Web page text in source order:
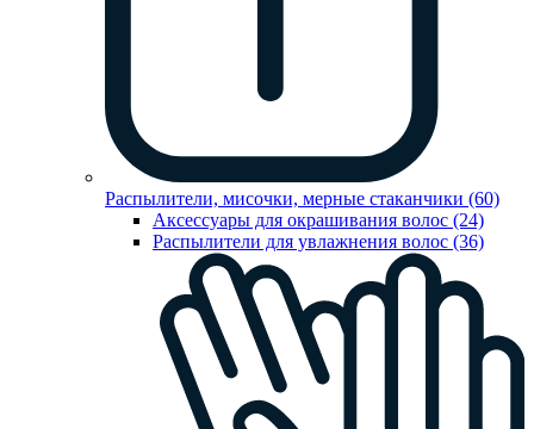
Распылители, мисочки, мерные стаканчики (60)
Аксессуары для окрашивания волос (24)
Распылители для увлажнения волос (36)